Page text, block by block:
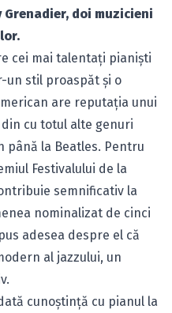
doi muzicieni
cei mai talentaţi pianişti
un stil proaspăt şi o
are reputaţia unui
cu totul alte genuri
până la Beatles. Pentru
Festivalului de la
semnificativ la
nominalizat de cinci
adesea despre el că
al jazzului, un
cunoştinţă cu pianul la